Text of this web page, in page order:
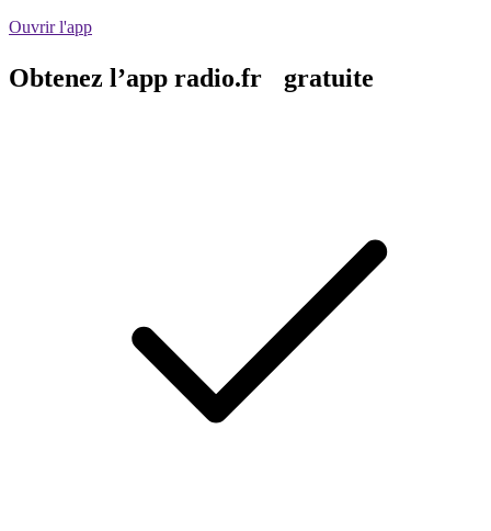
Ouvrir l'app
Obtenez l’app radio.fr gratuite